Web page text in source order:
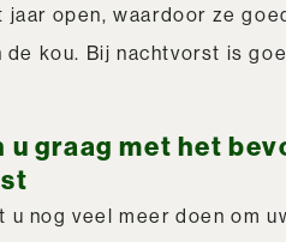
jaar open, waardoor ze
kou. Bij nachtvorst is
u graag met het
u nog veel meer doen om